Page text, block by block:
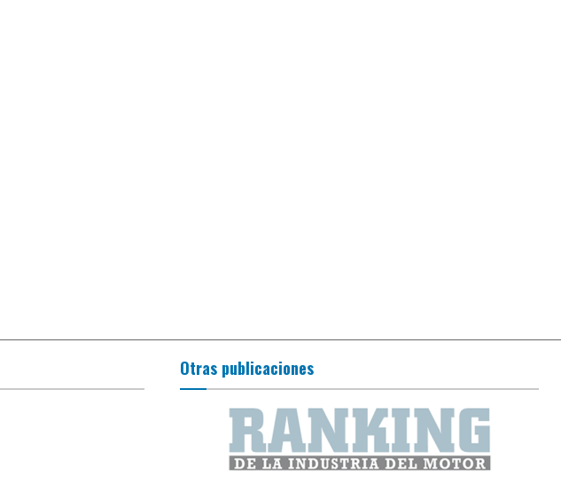
Otras publicaciones